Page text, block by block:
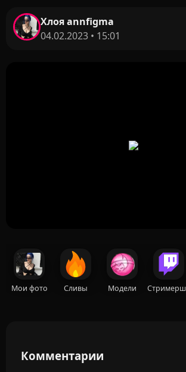
Хлоя annfigma
04.02.2023 • 15:01
Мои фото Сливы Модели
Комментарии